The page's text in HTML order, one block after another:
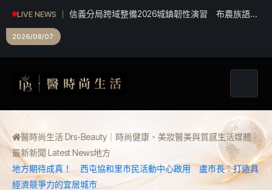
LIVE NEWS
高腰褲這樣紮才對！3個「上衣紮法」細節，讓腰
2026/08/07
醫時尚生活 Drs-Beauty｜時尚健康、美妝醫美與質感生活媒體
最新新聞 Latest News地方
地方期待成真！ 西屯協和里市民活動中心啟用 盧市長：打造具
經濟競爭力的宜居城市